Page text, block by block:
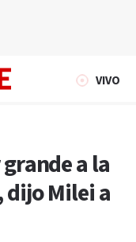
VIVO
a la
dijo Milei a